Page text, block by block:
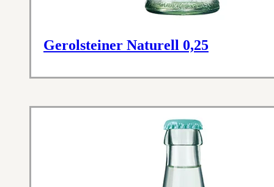
Gerolsteiner Naturell 0,25